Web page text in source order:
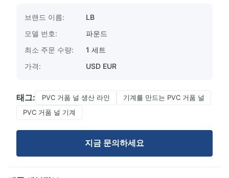
브랜드 이름:
LB
모델 번호:
파운드
최소 주문 수량:
1 세트
가격:
USD EUR
태그: PVC 거품 널 생산 라인
기계를 만드는 PVC 거품 널
PVC 거품 널 기계
지금 문의하세요